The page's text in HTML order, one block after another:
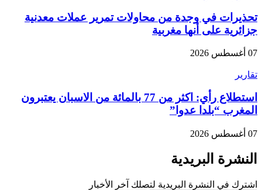
تحذيرات في وجدة من محاولات تمرير عملات معدنية
جزائرية على أنها مغربية
07 أغسطس 2026
تقارير
استطلاع رأي: اكثر من 77 بالمائة من الاسبان يعتبرون
المغرب “بلدا عدوا”
07 أغسطس 2026
النشرة البريدية
اشترك في النشرة البريدية لتصلك آخر الأخبار